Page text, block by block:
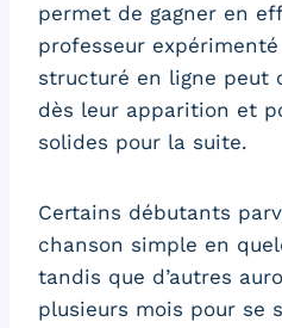
permet de gagner en
professeur
structuré en ligne peut
dès leur apparition et
solides pour la suite.
Certains débutants
chanson simple en
tandis que d’autres
plusieurs mois pour se